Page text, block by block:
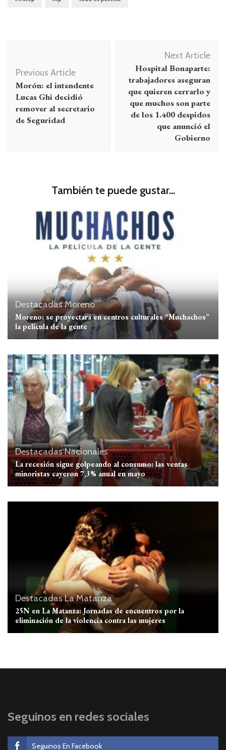
entradas
Previous Article
Morón: el intendente
Lucas Ghi decidió
remover al secretario
de Seguridad
Next Article
Hospital Bonaparte:
trabajadores aseguran
que quieren cerrarlo y
que muchos son parte
de los 1.400 despidos
que anunció el
Gobierno
También te puede gustar...
DestacadasMoreno
Moreno: se proyectará en centros culturales “Muchachos”
la pelicula de la gente
DestacadasNacionales
La recesión sigue golpeando al consumo: las ventas
minoristas cayeron 7,3% anual en mayo
DestacadasLa Matanza
25N en La Matanza: Jornadas de encuentros por la
eliminación de la violencia contra las mujeres
Seguinos en redes sociales
Seguinos En Facebook